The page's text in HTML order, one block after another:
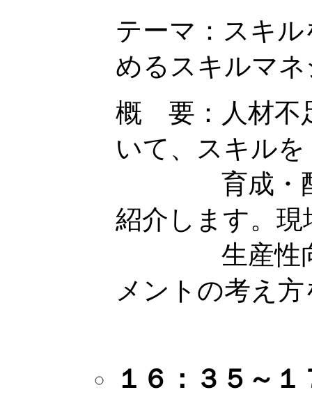
テーマ：スキ
めるスキルマ
概 要：人材不
いて、スキル
育成・配置
紹介します。
生産性向上
メントの考え
１６：３５ ～ １